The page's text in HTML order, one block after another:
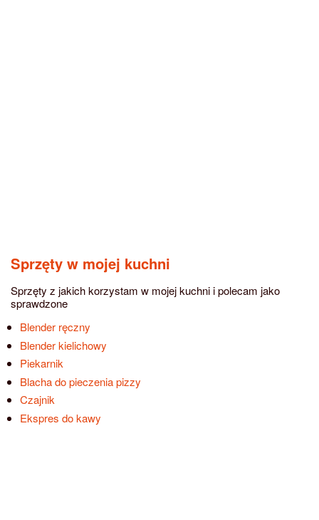
Sprzęty w mojej kuchni
Sprzęty z jakich korzystam w mojej kuchni i polecam jako
sprawdzone
Blender ręczny
Blender kielichowy
Piekarnik
Blacha do pieczenia pizzy
Czajnik
Ekspres do kawy